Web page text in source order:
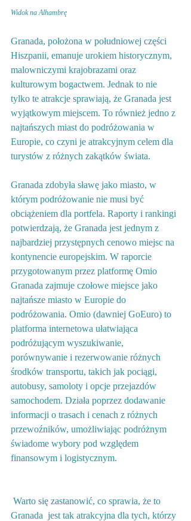
Widok na Alhambrę
Granada, położona w południowej części
Hiszpanii, emanuje urokiem historycznym,
malowniczymi krajobrazami oraz
kulturowym bogactwem. Jednak to nie
tylko te atrakcje sprawiają, że Granada jest
wyjątkowym miejscem. To również jedno z
najtańszych miast do podróżowania w
Europie, co czyni je atrakcyjnym celem dla
turystów z różnych zakątków świata.
Granada zdobyła sławę jako miasto, w
którym podróżowanie nie musi być
obciążeniem dla portfela. Raporty i rankingi
potwierdzają, że Granada jest jednym z
najbardziej przystępnych cenowo miejsc na
kontynencie europejskim. W raporcie
przygotowanym przez platformę Omio
Granada zajmuje czołowe miejsce jako
najtańsze miasto w Europie do
podróżowania. Omio (dawniej GoEuro) to
platforma internetowa ułatwiająca
podróżującym wyszukiwanie,
porównywanie i rezerwowanie różnych
środków transportu, takich jak pociągi,
autobusy, samoloty i opcje przejazdów
samochodem. Działa poprzez dodawanie
informacji o trasach i cenach z różnych
przewoźników, umożliwiając podróżnym
świadome wybory pod względem
finansowym i logistycznym.
Granada  jest tak atrakcyjna dla tych, którzy